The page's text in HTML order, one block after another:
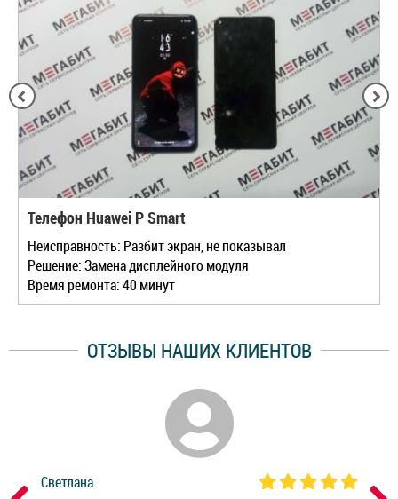
Телефон Huawei P Smart
Неисправность: Разбит экран, не показывал
Решение: Замена дисплейного модуля
Время ремонта: 40 минут
ОТЗЫВЫ НАШИХ КЛИЕНТОВ
Светлана